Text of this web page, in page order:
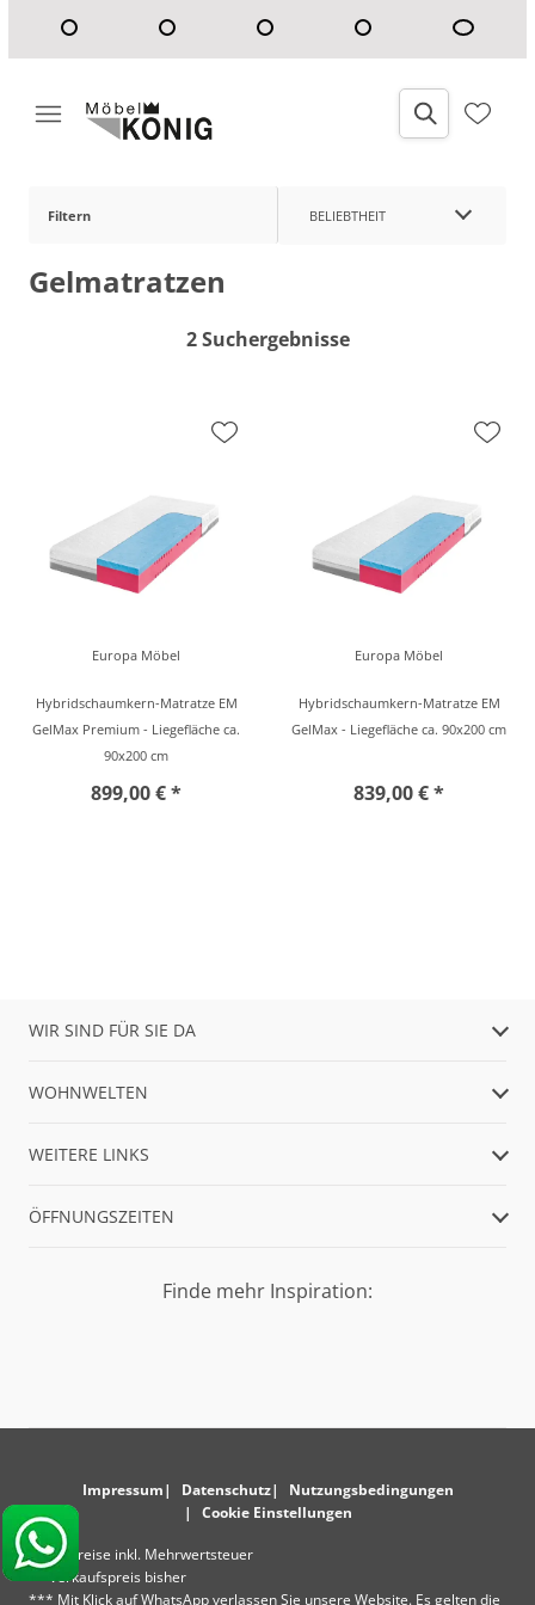
Filtern BELIEBTHEIT
Gelmatratzen
2 Suchergebnisse
Europa Möbel
Hybridschaumkern-Matratze EM
GelMax Premium - Liegefläche ca.
90x200 cm
899,00 € *
Europa Möbel
Hybridschaumkern-Matratze EM
GelMax - Liegefläche ca. 90x200 cm
839,00 € *
WIR SIND FÜR SIE DA
WOHNWELTEN
WEITERE LINKS
ÖFFNUNGSZEITEN
Finde mehr Inspiration:
Impressum Datenschutz
Nutzungsbedingungen
Cookie Einstellungen
* Alle Preise inkl. Mehrwertsteuer
** Verkaufspreis bisher
*** Mit Klick auf WhatsApp verlassen Sie unsere Website. Es gelten die